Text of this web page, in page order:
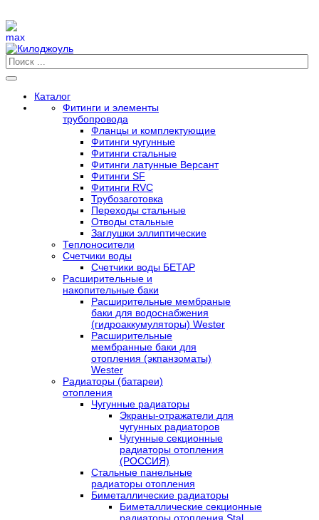
Каталог
Фитинги и элементы
трубопровода
Фланцы и комплектующие
Фитинги чугунные
Фитинги стальные
Фитинги латунные Версант
Фитинги SF
Фитинги RVC
Трубозаготовка
Переходы стальные
Отводы стальные
Заглушки эллиптические
Теплоносители
Счетчики воды
Счетчики воды БЕТАР
Расширительные и
накопительные баки
Расширительные мембраные
баки для водоснабжения
(гидроаккумуляторы) Wester
Расширительные
мембранные баки для
отопления (экпанзоматы)
Wester
Радиаторы (батареи)
отопления
Чугунные радиаторы
Экраны-отражатели для
чугунных радиаторов
Чугунные секционные
радиаторы отопления
(РОССИЯ)
Стальные панельные
радиаторы отопления
Биметаллические радиаторы
Биметаллические секционные